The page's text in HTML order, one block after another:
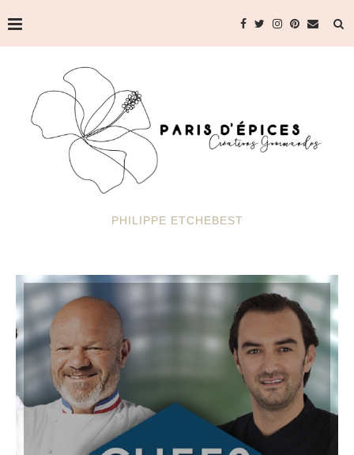
PHILIPPE ETCHEBEST